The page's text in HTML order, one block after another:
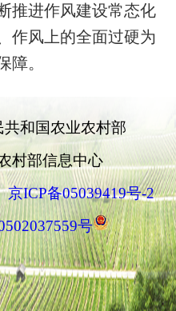
推进作风建设常态化
作风上的全面过硬为
障。
和国农业农村部
村部信息中心
京ICP备05039419号-2
号